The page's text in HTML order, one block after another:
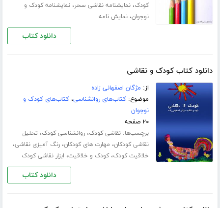
کودک،نمایشنامه نقاشی سحر،نمایشنامه کودک و
نوجوان،نمایش نامه
دانلود کتاب
دانلود کتاب کودک و نقاشی
از: مژگان اصفهانی زاده
موضوع:کتاب‌های روانشناسی،کتاب‌های کودک و
نوجوان
۲۰ صفحه
برچسب‌ها:نقاشی کودک،روانشناسی کودک، تحلیل
نقاشی کودکان، مهارت های کودکان،رنگ آمیزی نقاشی،
خلاقیت کودک،کودک و خلاقیت، ابزار نقاشی کودک
دانلود کتاب